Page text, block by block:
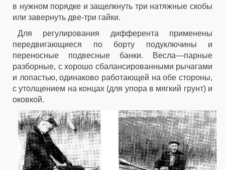
в нужном порядке и защелкнуть три натяжные скобы
или завернуть две-три гайки.
Для регулирования дифферента применены
передвигающиеся по борту подуключины и
переносные подвесные банки. Весла—парные
разборные, с хорошо сбалансированными рычагами
и лопастью, одинаково работающей на обе стороны,
с утолщением на концах (для упора в мягкий грунт) и
оковкой.